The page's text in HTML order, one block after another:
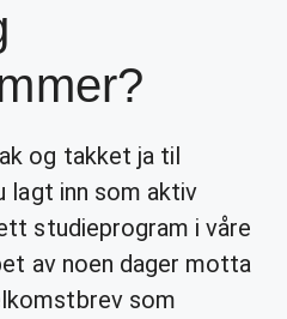
og takket ja til
lagt inn som aktiv
studieprogram i våre
av noen dager motta
som